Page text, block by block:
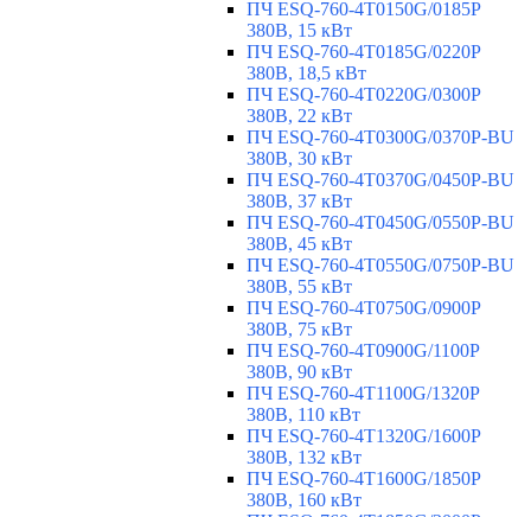
ПЧ ESQ-760-4T0150G/0185P
380В, 15 кВт
ПЧ ESQ-760-4T0185G/0220P
380В, 18,5 кВт
ПЧ ESQ-760-4T0220G/0300P
380В, 22 кВт
ПЧ ESQ-760-4T0300G/0370P-BU
380В, 30 кВт
ПЧ ESQ-760-4T0370G/0450P-BU
380В, 37 кВт
ПЧ ESQ-760-4T0450G/0550P-BU
380В, 45 кВт
ПЧ ESQ-760-4T0550G/0750P-BU
380В, 55 кВт
ПЧ ESQ-760-4T0750G/0900P
380В, 75 кВт
ПЧ ESQ-760-4T0900G/1100P
380В, 90 кВт
ПЧ ESQ-760-4T1100G/1320P
380В, 110 кВт
ПЧ ESQ-760-4T1320G/1600P
380В, 132 кВт
ПЧ ESQ-760-4T1600G/1850P
380В, 160 кВт